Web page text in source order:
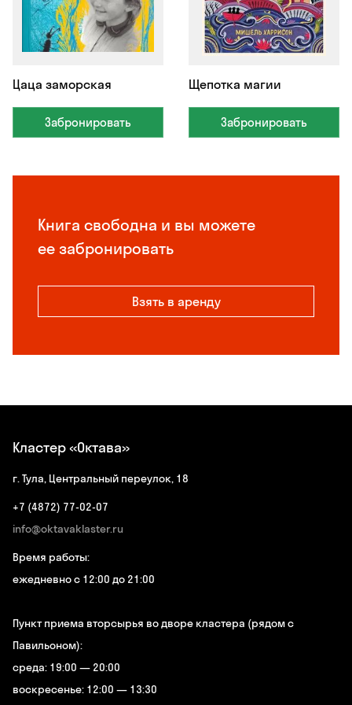
Книга свободна и вы можете
ее забронировать
Взять в аренду
Цаца заморская
Забронировать
Щепотка магии
Забронировать
Кластер «Октава»
г. Тула, Центральный переулок, 18
+7 (4872) 77-02-07
info@oktavaklaster.ru
Время работы:
ежедневно с 12:00 до 21:00
Пункт приема вторсырья во дворе кластера (рядом с
Павильоном):
среда: 19:00 — 20:00
воскресенье: 12:00 — 13:30